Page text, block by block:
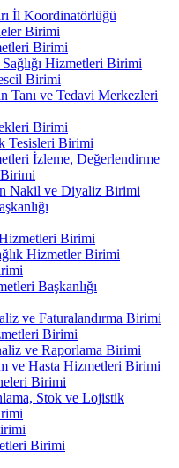
İl Koordinatörlüğü
Birimi
Birimi
Hizmetleri Birimi
Birimi
Tanı ve Tedavi Merkezleri
Birimi
Tesisleri Birimi
İzleme, Değerlendirme
Nakil ve Diyaliz Birimi
Birimi
Hizmetler Birimi
Başkanlığı
ve Faturalandırma Birimi
Birimi
ve Raporlama Birimi
ve Hasta Hizmetleri Birimi
Birimi
Stok ve Lojistik
Birimi